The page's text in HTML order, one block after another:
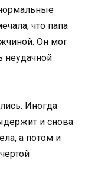
что папа
Он мог
неудачной
Иногда
и снова
а потом и